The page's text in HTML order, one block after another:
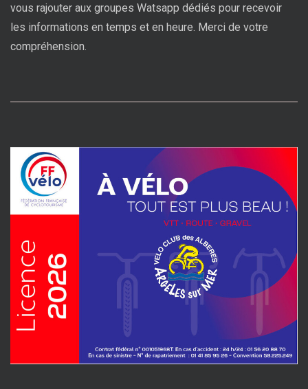
vous rajouter aux groupes Watsapp dédiés pour recevoir
les informations en temps et en heure. Merci de votre
compréhension.